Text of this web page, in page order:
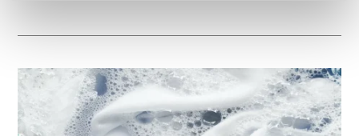
refuerza y el cerebro procesa lo ocurrido. La suposición de que
dormir lo máxim...